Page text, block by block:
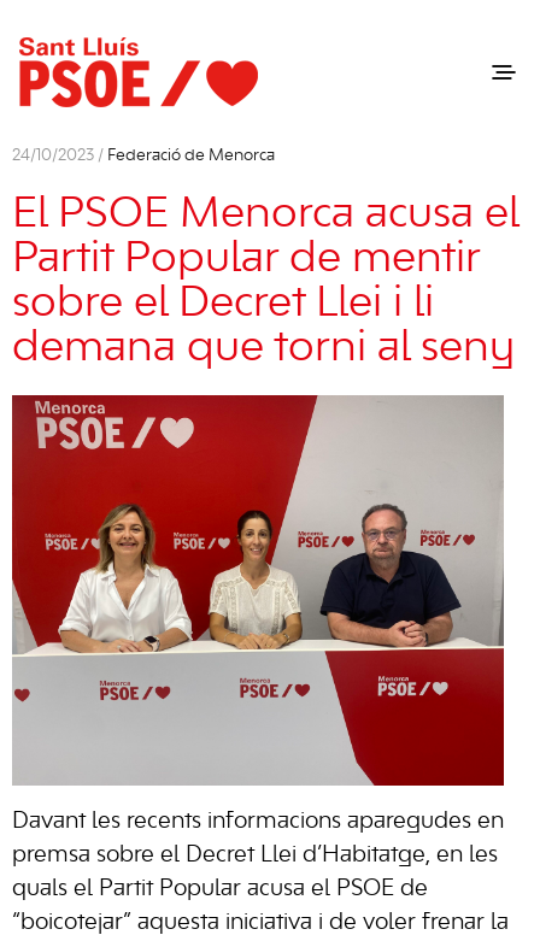
24/10/2023 / Federació de Menorca
El PSOE Menorca acusa el
Partit Popular de mentir
sobre el Decret Llei i li
demana que torni al seny
Davant les recents informacions aparegudes en
premsa sobre el Decret Llei d’Habitatge, en les
quals el Partit Popular acusa el PSOE de
“boicotejar” aquesta iniciativa i de voler frenar la